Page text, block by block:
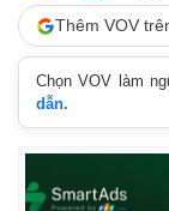
Thêm VOV
Chọn VOV làm
dẫn.